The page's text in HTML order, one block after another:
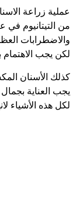
عملية زراعة
من التيتانيوم
والاضطرابات
لكن يجب
كذلك الأسنان
يجب العناية
لكل هذه الأشياء